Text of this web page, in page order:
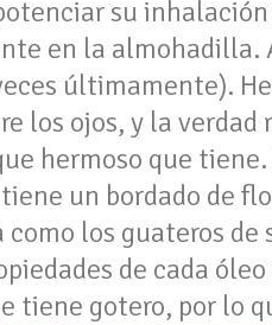
su
en la almohadilla.
últimamente).
los ojos, y la
hermoso que
un bordado de
los guateros
de cada
tiene gotero, por lo